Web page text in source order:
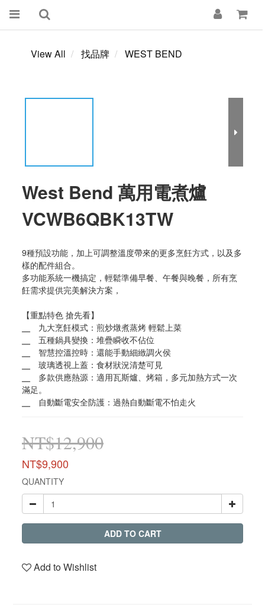
View All 找品牌 WEST BEND
West Bend 萬用電煮爐
VCWB6QBK13TW
9種預設功能，加上可調整溫度帶來的更多烹飪方式，以及多
樣的配件組合。
多功能系統一機搞定，輕鬆準備早餐、午餐與晚餐，所有烹
飪需求提供完美解決方案，
【重點特色 搶先看】
╴　九大烹飪模式：煎炒燉煮蒸烤 輕鬆上菜
╴　五種鍋具變換：堆疊瞬收不佔位
╴　智慧控溫控時：還能手動細緻調火侯
╴　玻璃透視上蓋：食材狀況清楚可見
╴　多款供應熱源：適用瓦斯爐、烤箱，多元加熱方式一次
滿足。
╴　自動斷電安全防護：過熱自動斷電不怕走火
NT$12,900
NT$9,900
QUANTITY
ADD TO CART
Add to Wishlist